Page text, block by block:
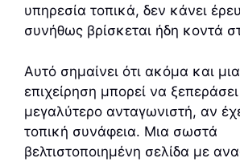
υπηρεσία τοπικά, δεν κάνει
συνήθως βρίσκεται ήδη κοντά
Αυτό σημαίνει ότι ακόμα και
επιχείρηση μπορεί να
μεγαλύτερο ανταγωνιστή, αν
τοπική συνάφεια. Μια σωστά
βελτιστοποιημένη σελίδα με